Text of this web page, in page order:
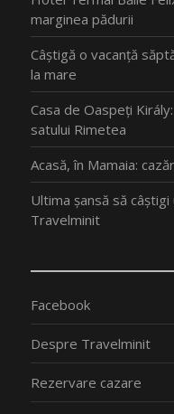
marginea pădurii
Câștigă o vacanță
la mare
Casa de Oaspeți
satului Rimetea
Acasă, în Mamaia:
Ultima șansă să
Travelminit
Facebook
Despre Travelminit
Rezervare cazare